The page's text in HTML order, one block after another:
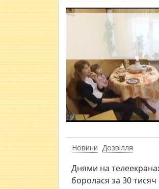
Новини Дозвілля
Днями на
боролася за 30